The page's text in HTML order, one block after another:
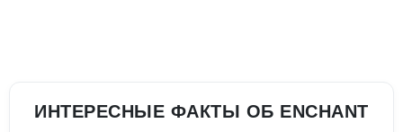
ИНТЕРЕСНЫЕ ФАКТЫ ОБ ENCHANT